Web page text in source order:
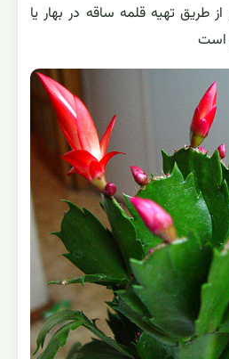
طریق تهیه قلمه ساقه در بهار یا
است